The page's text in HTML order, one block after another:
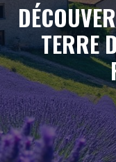
TERRE